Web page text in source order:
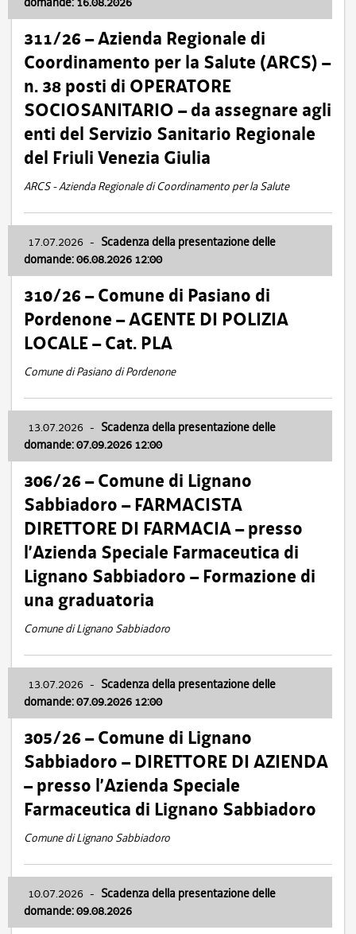
311/26 – Azienda Regionale di
Coordinamento per la Salute (ARCS) –
n. 38 posti di OPERATORE
SOCIOSANITARIO – da assegnare agli
enti del Servizio Sanitario Regionale
del Friuli Venezia Giulia
ARCS - Azienda Regionale di Coordinamento per la Salute
17.07.2026 - Scadenza della presentazione delle
domande: 06.08.2026 12:00
310/26 – Comune di Pasiano di
Pordenone – AGENTE DI POLIZIA
LOCALE – Cat. PLA
Comune di Pasiano di Pordenone
13.07.2026 - Scadenza della presentazione delle
domande: 07.09.2026 12:00
306/26 – Comune di Lignano
Sabbiadoro – FARMACISTA
DIRETTORE DI FARMACIA – presso
l’Azienda Speciale Farmaceutica di
Lignano Sabbiadoro – Formazione di
una graduatoria
Comune di Lignano Sabbiadoro
13.07.2026 - Scadenza della presentazione delle
domande: 07.09.2026 12:00
305/26 – Comune di Lignano
Sabbiadoro – DIRETTORE DI AZIENDA
– presso l’Azienda Speciale
Farmaceutica di Lignano Sabbiadoro
Comune di Lignano Sabbiadoro
10.07.2026 - Scadenza della presentazione delle
domande: 09.08.2026